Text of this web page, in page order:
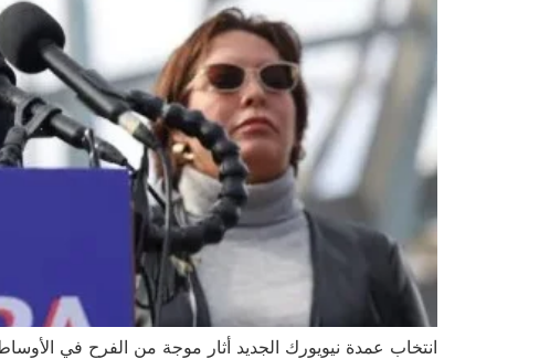
انتخاب عمدة نيويورك الجديد أثار موجة من الفرح في